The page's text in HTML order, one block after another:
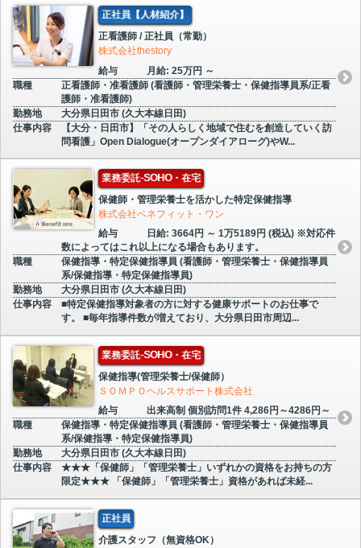
正社員【人材紹介】
正看護師 / 正社員（常勤）
株式会社thestory
給与
月給: 25万円 ～
職種
正看護師・准看護師 (看護師・管理栄養士・保健指導員系/正看
護師・准看護師)
勤務地
大分県日田市 (久大本線日田)
仕事内容
【大分・日田市】「その人らしく地域で住むを創造していく訪
問看護」Open Dialogue(オープンダイアローグ)やW...
業務委託-SOHO・在宅
保健師・管理栄養士を活かした特定保健指導
株式会社ベネフィット・ワン
給与
日給: 3664円 ～ 1万5189円 (税込) ※対応件
数によってはこれ以上になる場合もあります。
職種
保健指導・特定保健指導員 (看護師・管理栄養士・保健指導員
系/保健指導・特定保健指導員)
勤務地
大分県日田市 (久大本線日田)
仕事内容
■特定保健指導対象者の方に対する健康サポートのお仕事で
す。 ■毎年指導件数が増えており、大分県日田市周辺...
業務委託-SOHO・在宅
保健指導(管理栄養士/保健師）
ＳＯＭＰＯヘルスサポート株式会社
給与
出来高制 個別訪問1件 4,286円～4286円～
職種
保健指導・特定保健指導員 (看護師・管理栄養士・保健指導員
系/保健指導・特定保健指導員)
勤務地
大分県日田市 (久大本線日田)
仕事内容
★★★「保健師」「管理栄養士」いずれかの資格をお持ちの方
限定★★★ 「保健師」「管理栄養士」資格があれば未経...
正社員
介護スタッフ（無資格OK）